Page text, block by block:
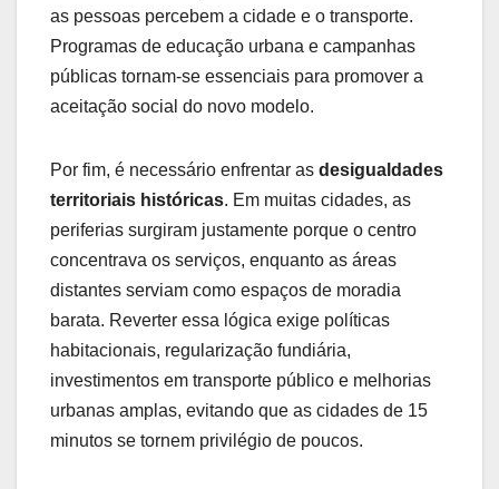
as pessoas percebem a cidade e o transporte.
Programas de educação urbana e campanhas
públicas tornam-se essenciais para promover a
aceitação social do novo modelo.
Por fim, é necessário enfrentar as desigualdades
territoriais históricas. Em muitas cidades, as
periferias surgiram justamente porque o centro
concentrava os serviços, enquanto as áreas
distantes serviam como espaços de moradia
barata. Reverter essa lógica exige políticas
habitacionais, regularização fundiária,
investimentos em transporte público e melhorias
urbanas amplas, evitando que as cidades de 15
minutos se tornem privilégio de poucos.